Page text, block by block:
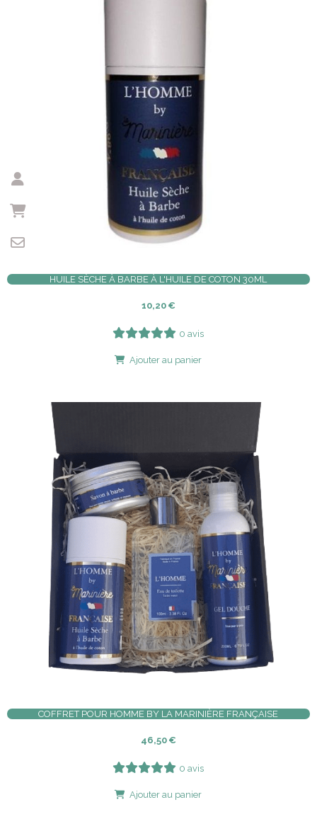
HUILE SÈCHE À BARBE À L'HUILE DE COTON 30ML
10,20€
0 avis
Ajouter au panier
COFFRET POUR HOMME BY LA MARINIÈRE FRANÇAISE
46,50€
0 avis
Ajouter au panier